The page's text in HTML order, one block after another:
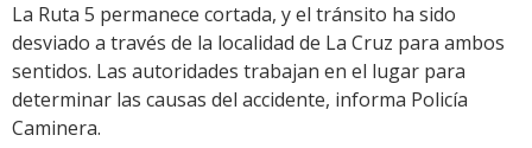
La Ruta 5 permanece cortada, y el tránsito ha sido
desviado a través de la localidad de La Cruz para ambos
sentidos. Las autoridades trabajan en el lugar para
determinar las causas del accidente, informa Policía
Caminera.